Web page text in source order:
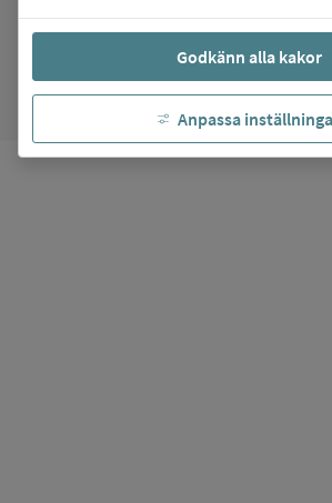
Godkänn alla kakor
Anpassa
Gå tillMartin Koch-gymnasietarrow_forward
favorite